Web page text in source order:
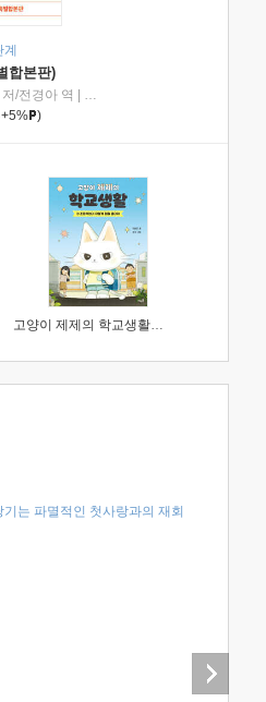
합본판)
/전경아 역
인플루엔셜
+5% )
고양이 제제의 학교생활 1 : 초등학생이 이렇게 힘들 줄이야
는 파멸적인 첫사랑과의 재회